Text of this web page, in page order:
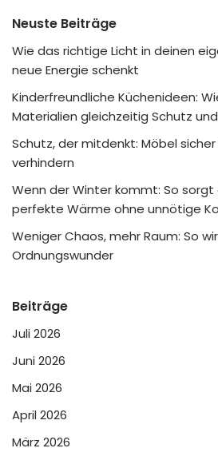
Neuste Beiträge
Wie das richtige Licht in deinen
neue Energie schenkt
Kinderfreundliche Küchenideen:
Materialien gleichzeitig Schutz
Schutz, der mitdenkt: Möbel
verhindern
Wenn der Winter kommt: So sorgt
perfekte Wärme ohne unnötige
Weniger Chaos, mehr Raum: So
Ordnungswunder
Beiträge
Juli 2026
Juni 2026
Mai 2026
April 2026
März 2026